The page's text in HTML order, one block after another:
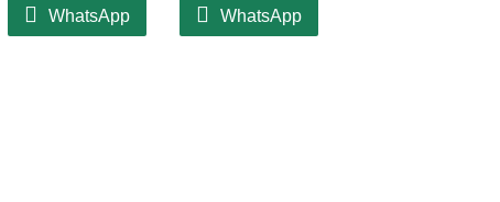
enmarcar puertas o envolver
el CQ19-G006-190B presenta
con diversos estilos de
WhatsApp WhatsApp